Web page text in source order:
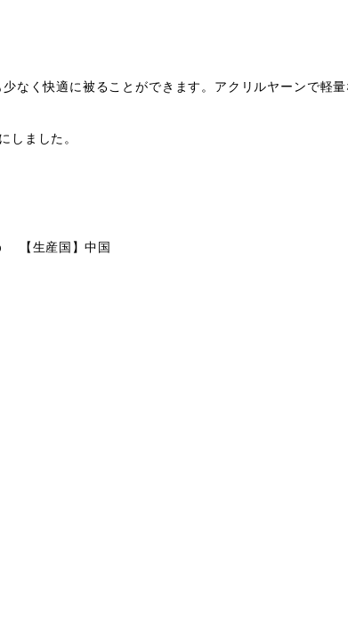
なく快適に被ることができます。アクリルヤーンで軽
しました。
【生産国】中国